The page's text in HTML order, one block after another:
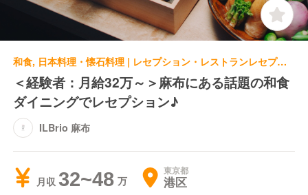
和食, 日本料理・懐石料理 | レセプション・レストランレセプション | ILBrio 麻布
＜経験者：月給32万～＞麻布にある話題の和食
ダイニングでレセプション♪
ILBrio 麻布
月収 32~48 東京都
港区